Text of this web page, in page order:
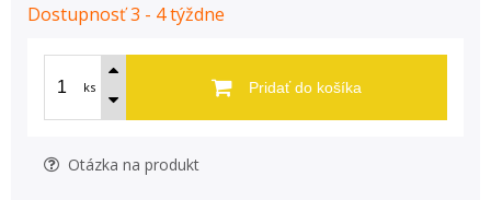
Dostupnosť 3 - 4 týždne
ks Pridať do košíka
Otázka na produkt